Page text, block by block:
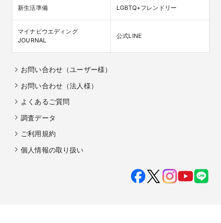
新生活準備 LGBTQ+フレンドリー
マイナビウエディング
JOURNAL
公式LINE
お問い合わせ（ユーザー様）
お問い合わせ（法人様）
よくあるご質問
調査データ
ご利用規約
個人情報の取り扱い